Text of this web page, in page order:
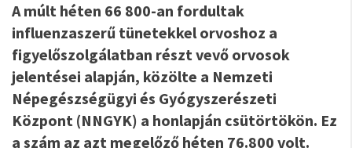
A múlt héten 66 800-an fordultak
influenzaszerű tünetekkel orvoshoz a
figyelőszolgálatban részt vevő orvosok
jelentései alapján, közölte a Nemzeti
Népegészségügyi és Gyógyszerészeti
Központ (NNGYK) a honlapján csütörtökön. Ez
a szám az azt megelőző héten 76.800 volt.